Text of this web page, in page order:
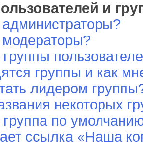
и
администраторы?
модераторы?
группы
группы и как
лидером
некоторых
группа по
ссылка «Наша